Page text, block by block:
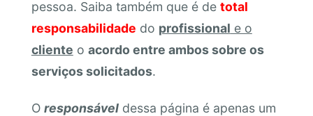
pessoa. Saiba também que é de total
responsabilidade do profissional e o
cliente o acordo entre ambos sobre os
serviços solicitados.
O responsáveldessa página é apenas um